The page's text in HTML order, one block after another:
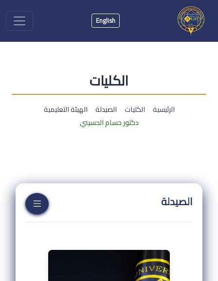
English
الكليات
الرئيسية الكليات الصيدلة
الهيئة التعليمية
دكتور حسام الحسيني
الصيدلة